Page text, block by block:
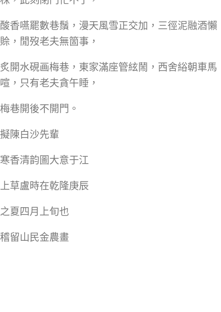
酸香嚥罷數巷鬚，漫天風雪正交加，三徑泥融酒懶
賒，閒歿老夫無箇事，
炙開水硯画梅巷，東家滿座管絃鬧，西舍綌朝車馬
喧，只有老夫貪午睡，
梅巷開後不開門。
擬陳白沙先輩
寒香清韵圖大意于江
上草盧時在乾隆庚辰
之夏四月上旬也
稽留山民金農畫